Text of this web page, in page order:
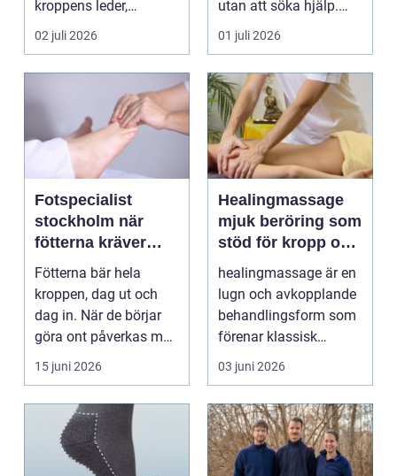
kroppens leder,
muskler och
nervsyste...
02 juli 2026
utan att söka hjälp.
Andra har ...
01 juli 2026
Fotspecialist
stockholm när
fötterna kräver
mer än vanliga
sulor
Fötterna bär hela
kroppen, dag ut och
dag in. När de börjar
göra ont påverkas mer
15 juni 2026
Healingmassage
mjuk beröring som
stöd för kropp och
själ
healingmassage är en
lugn och avkopplande
behandlingsform som
förenar klassisk
massage med
energibas...
03 juni 2026